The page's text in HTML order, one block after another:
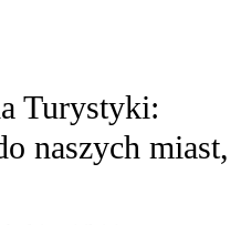
Turystyki:
naszych miast,